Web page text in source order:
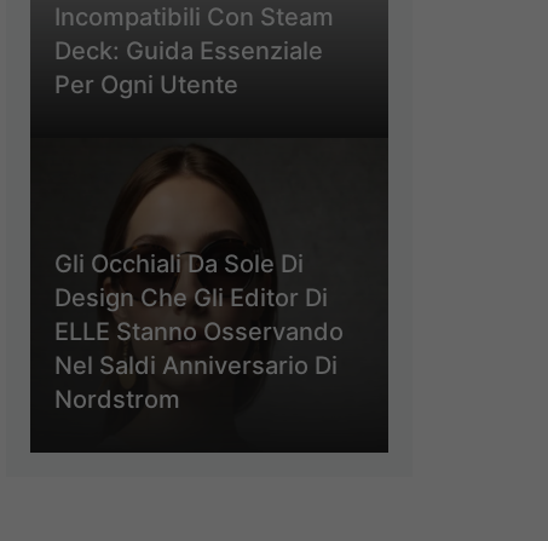
Incompatibili Con Steam
Deck: Guida Essenziale
Per Ogni Utente
Gli Occhiali Da Sole Di
Design Che Gli Editor Di
ELLE Stanno Osservando
Nel Saldi Anniversario Di
Nordstrom